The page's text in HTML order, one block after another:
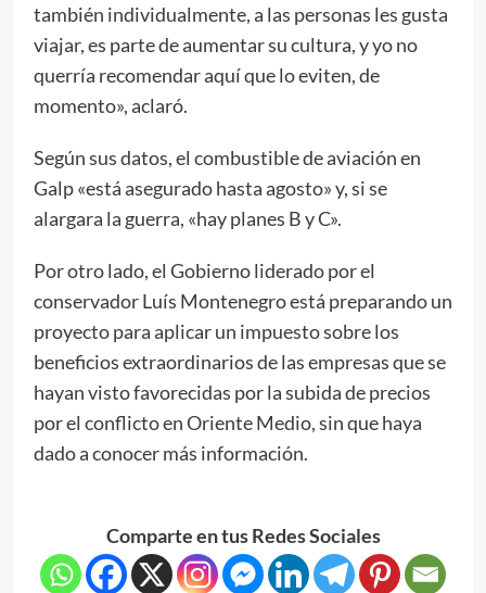
también individualmente, a las personas les gusta
viajar, es parte de aumentar su cultura, y yo no
querría recomendar aquí que lo eviten, de
momento», aclaró.
Según sus datos, el combustible de aviación en
Galp «está asegurado hasta agosto» y, si se
alargara la guerra, «hay planes B y C».
Por otro lado, el Gobierno liderado por el
conservador Luís Montenegro está preparando un
proyecto para aplicar un impuesto sobre los
beneficios extraordinarios de las empresas que se
hayan visto favorecidas por la subida de precios
por el conflicto en Oriente Medio, sin que haya
dado a conocer más información.
Comparte en tus Redes Sociales